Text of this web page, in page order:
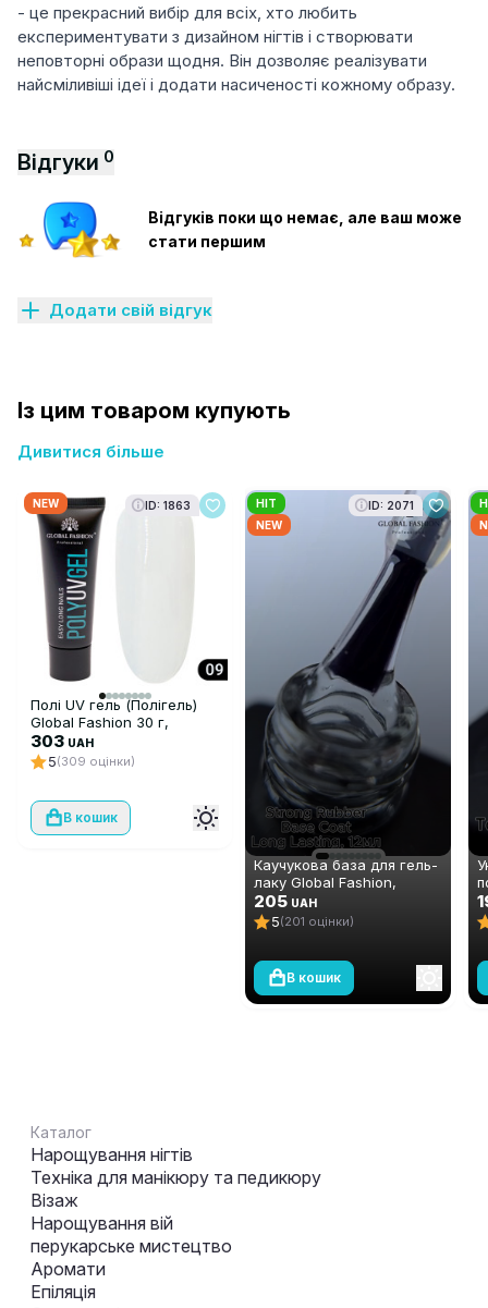
- це прекрасний вибір для всіх, хто любить
експериментувати з дизайном нігтів і створювати
неповторні образи щодня. Він дозволяє реалізувати
найсміливіші ідеї і додати насиченості кожному образу.
Відгуки 0
Відгуків поки що немає, але ваш може
стати першим
Додати свій відгук
Із цим товаром купують
Дивитися більше
NEW ID: 1863
Полі UV гель (Полігель)
Global Fashion 30 г,
прозорий 09
303 UAH
5(309 оцінки)
В кошик
HIT
NEW
ID: 2071
Каучукова база для гель-
лаку Global Fashion,
Strong Long Lasting Base
Coat, 12 мл
205 UAH
5(201 оцінки)
В кошик
Каталог
Нарощування нігтів
Техніка для манікюру та педикюру
Візаж
Нарощування вій
перукарське мистецтво
Аромати
Епіляція